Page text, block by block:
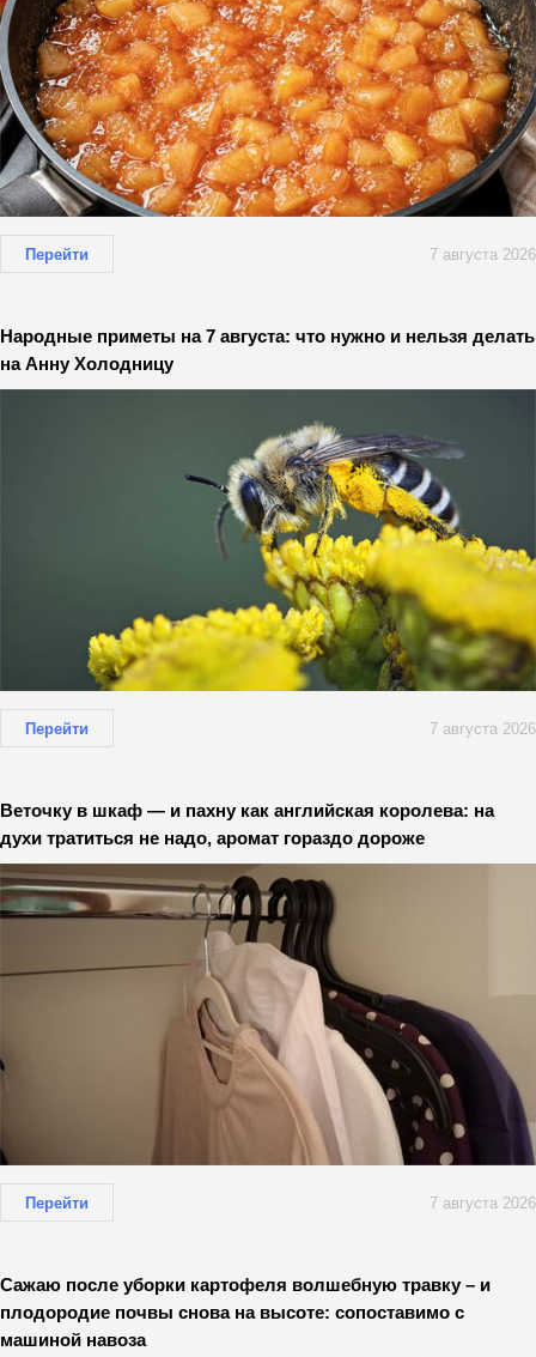
Перейти 7 августа 2026
Народные приметы на 7 августа: что нужно и нельзя делать
на Анну Холодницу
Перейти 7 августа 2026
Веточку в шкаф — и пахну как английская королева: на
духи тратиться не надо, аромат гораздо дороже
Перейти 7 августа 2026
Сажаю после уборки картофеля волшебную травку – и
плодородие почвы снова на высоте: сопоставимо с
машиной навоза